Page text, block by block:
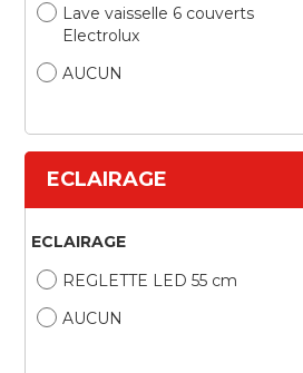
Lave vaisselle 6 couverts
Electrolux
AUCUN
ECLAIRAGE
ECLAIRAGE
REGLETTE LED 55 cm
AUCUN